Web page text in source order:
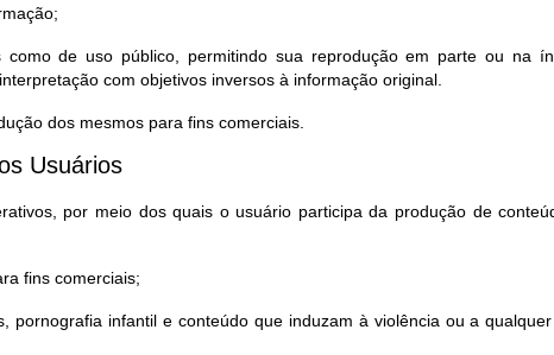
como de uso público, permitindo sua reprodução em parte ou
com objetivos inversos à informação original.
dos mesmos para fins comerciais.
Usuários
por meio dos quais o usuário participa da produção de
fins comerciais;
pornografia infantil e conteúdo que induzam à violência ou a